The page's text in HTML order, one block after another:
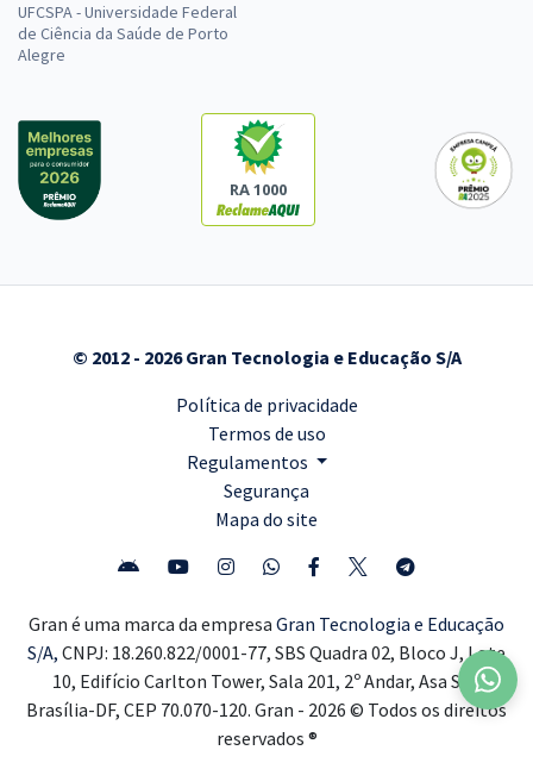
UFCSPA - Universidade Federal
de Ciência da Saúde de Porto
Alegre
RA 1000
© 2012 - 2026 Gran Tecnologia e Educação S/A
Política de privacidade
Termos de uso
Regulamentos
Segurança
Mapa do site
Gran é uma marca da empresa Gran Tecnologia e Educação
S/A, CNPJ: 18.260.822/0001-77, SBS Quadra 02, Bloco J, Lote
10, Edifício Carlton Tower, Sala 201, 2º Andar, Asa Sul,
Brasília-DF, CEP 70.070-120. Gran - 2026 © Todos os direitos
reservados ®